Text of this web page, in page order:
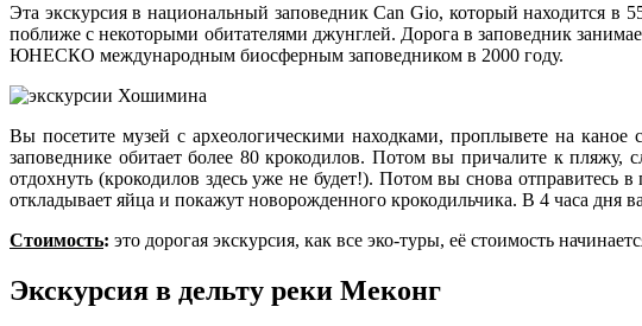
Эта экскурсия в национальный заповедник Can Gio, который находится
поближе с некоторыми обитателями джунглей. Дорога в заповедник
ЮНЕСКО международным биосферным заповедником в 2000 году.
Вы посетите музей с археологическими находками, проплывете на
заповеднике обитает более 80 крокодилов. Потом вы причалите к пляжу,
отдохнуть (крокодилов здесь уже не будет!). Потом вы снова
откладывает яйца и покажут новорожденного крокодильчика. В 4 часа дня
Стоимость: это дорогая экскурсия, как все эко-туры, её стоимость
Экскурсия в дельту реки Меконг